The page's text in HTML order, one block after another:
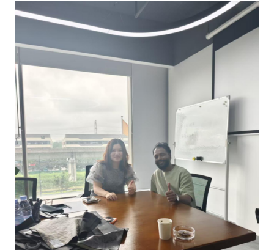
edilir—şu an teknik özelliklerinizi talep edin.